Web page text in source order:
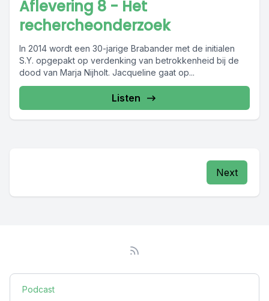
Aflevering 8 - Het
rechercheonderzoek
In 2014 wordt een 30-jarige Brabander met de initialen
S.Y. opgepakt op verdenking van betrokkenheid bij de
dood van Marja Nijholt. Jacqueline gaat op...
Listen
Next
Podcast